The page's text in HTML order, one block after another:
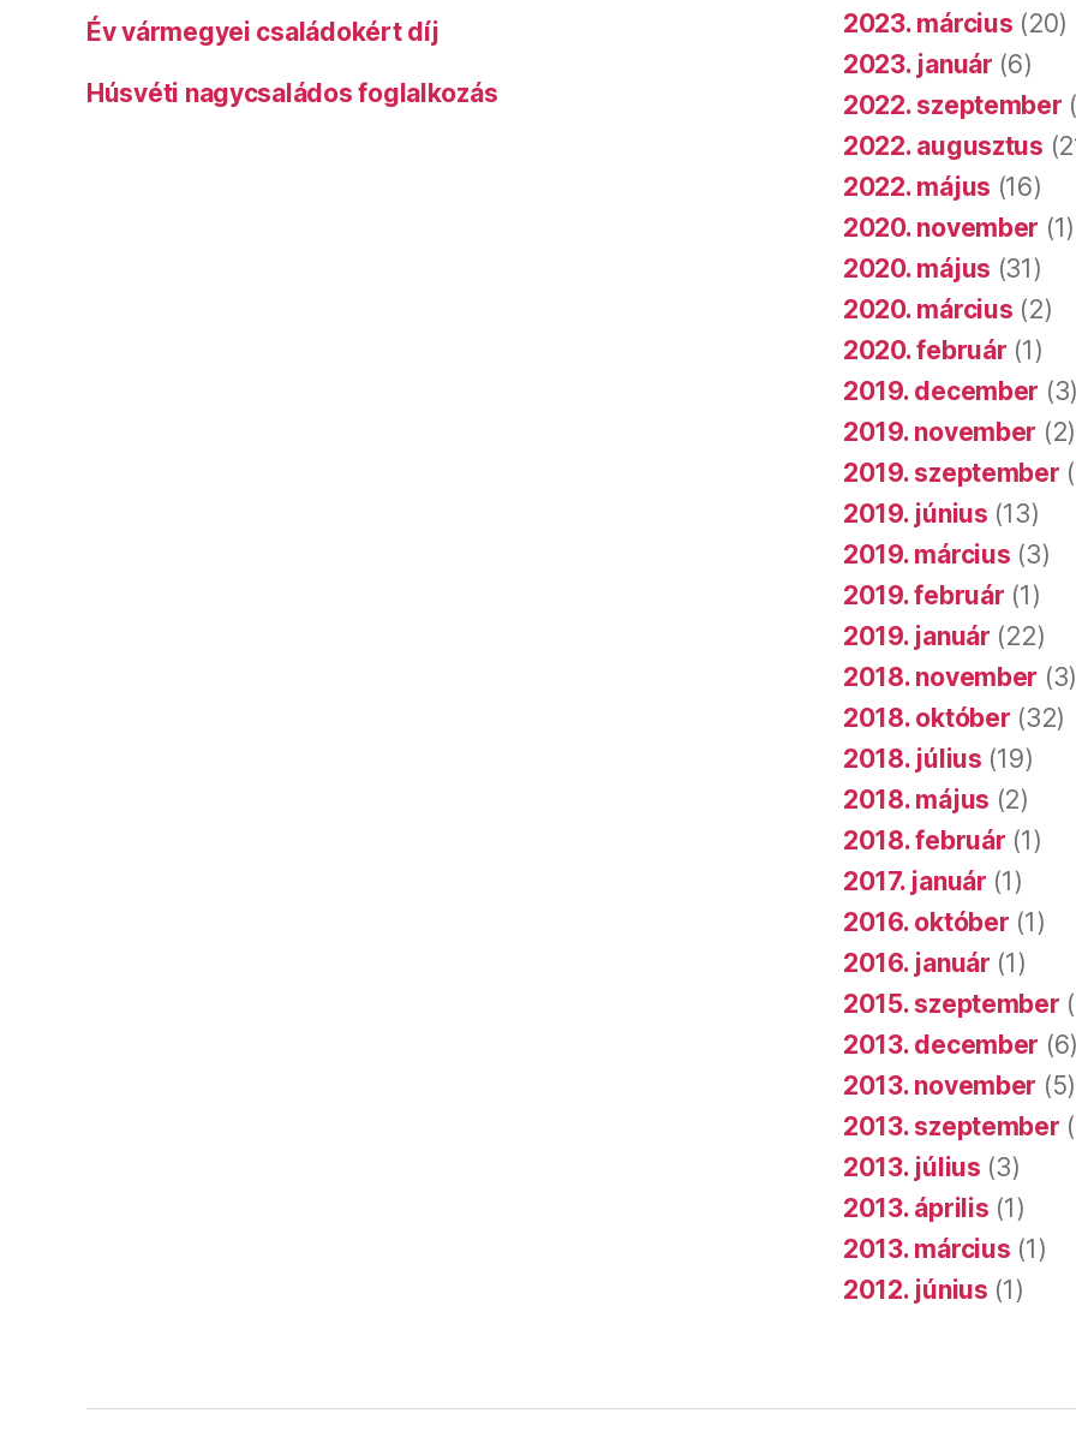
Év vármegyei családokért díj
Húsvéti nagycsaládos foglalkozás
2023. március (20)
2023. január (6)
2022. szeptember
2022. augusztus
2022. május (16)
2020. november (1)
2020. május (31)
2020. március (2)
2020. február (1)
2019. december (3)
2019. november (2)
2019. szeptember
2019. június (13)
2019. március (3)
2019. február (1)
2019. január (22)
2018. november (3)
2018. október (32)
2018. július (19)
2018. május (2)
2018. február (1)
2017. január (1)
2016. október (1)
2016. január (1)
2015. szeptember
2013. december (6)
2013. november (5)
2013. szeptember
2013. július (3)
2013. április (1)
2013. március (1)
2012. június (1)